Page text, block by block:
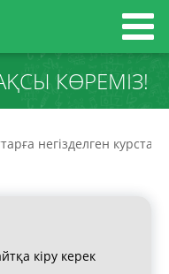
КӨРЕМІЗ!
негізделген курстар
кіру керек